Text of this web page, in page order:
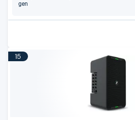
gen
15